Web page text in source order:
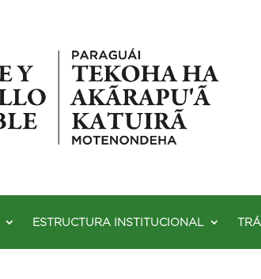
ESTRUCTURA INSTITUCIONAL